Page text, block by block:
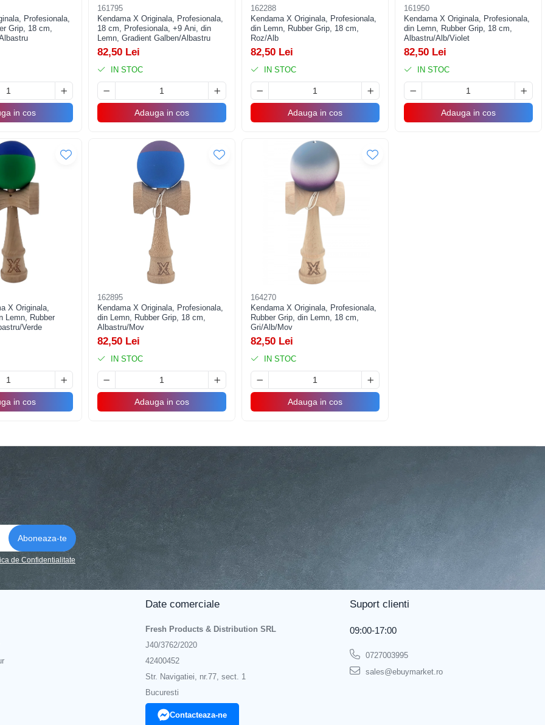
Profesionala,
Grip, 18 cm,
in cos
161795
Kendama X Originala, Profesionala,
18 cm, Profesionala, +9 Ani, din
Lemn, Gradient Galben/Albastru
82,50 Lei
IN STOC
Adauga in cos
162288
Kendama X Originala, Profesionala,
din Lemn, Rubber Grip, 18 cm,
Roz/Alb
82,50 Lei
IN STOC
Adauga in cos
161950
Kendama X Originala, Profesionala,
din Lemn, Rubber Grip, 18 cm,
Albastru/Alb/Violet
82,50 Lei
IN STOC
Adauga in cos
X Originala,
Lemn, Rubber
Verde
in cos
162895
Kendama X Originala, Profesionala,
din Lemn, Rubber Grip, 18 cm,
Albastru/Mov
82,50 Lei
IN STOC
Adauga in cos
164270
Kendama X Originala, Profesionala,
Rubber Grip, din Lemn, 18 cm,
Gri/Alb/Mov
82,50 Lei
IN STOC
Adauga in cos
de Confidentialitate
Date comerciale
Fresh Products & Distribution SRL
J40/3762/2020
42400452
Str. Navigatiei, nr.77, sect. 1
Bucuresti
Contacteaza-ne
Suport clienti
09:00-17:00
0727003995
sales@ebuymarket.ro